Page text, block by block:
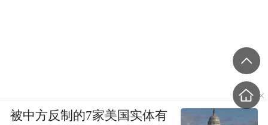
被中方反制的7家美国实体有